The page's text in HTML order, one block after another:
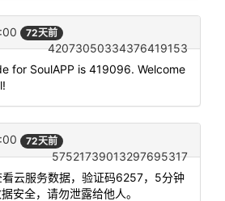
72天前
42073050334376419153
for SoulAPP is 419096. Welcome
72天前
57521739013297695317
云服务数据，验证码6257，5分钟
安全，请勿泄露给他人。